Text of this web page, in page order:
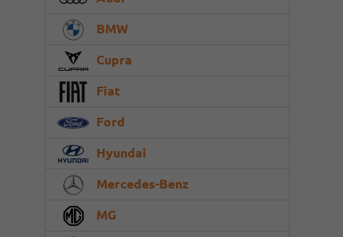
BMW
Cupra
Fiat
Ford
Hyundai
Mercedes-Benz
MG